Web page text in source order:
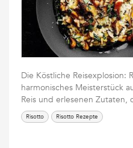
Die Köstliche Reisexplosion:
harmonisches Meisterstück
Reis und erlesenen Zutaten,
Risotto Risotto Rezepte